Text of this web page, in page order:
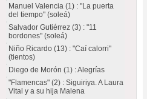
Manuel Valencia (1) : "La puerta
del tiempo" (soleá)
Salvador Gutiérrez (3) : "11
bordones" (soleá)
Niño Ricardo (13) : "Caí calorri"
(tientos)
Diego de Morón (1) : Alegrías
"Flamencas" (2) : Siguiriya. A Laura
Vital y a su hija Malena